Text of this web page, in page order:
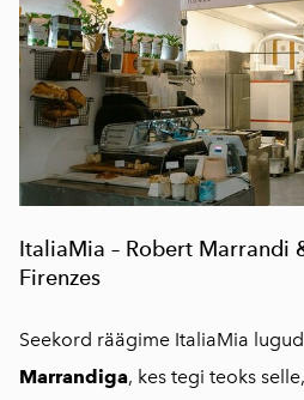
ItaliaMia – Robert Marrandi
Firenzes
Seekord räägime ItaliaMia
Marrandiga, kes tegi teoks